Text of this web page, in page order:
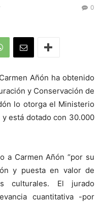
0
Carmen Añón ha obtenido
y Conservación de
lo otorga el Ministerio
está dotado con 30.000
a Carmen Añón “por su
y puesta en valor de
culturales. El jurado
cuantitativa -por